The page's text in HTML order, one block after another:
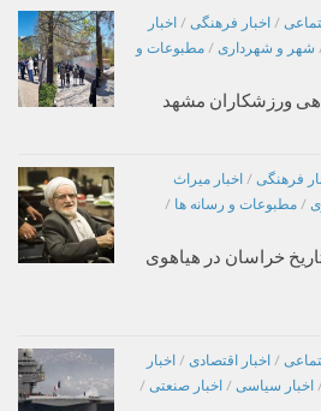
/ اخبار فرهنگی / اخبار
شهر و شهرداری / مطبوعات و
ورزشکاران مشهد
فرهنگی / اخبار میراث
/ مطبوعات و رسانه ها /
خراسان در هیاهوی
/ اخبار اقتصادی / اخبار
/ اخبار سیاسی / اخبار صنعتی /